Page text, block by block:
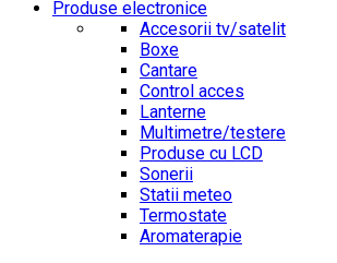
Produse electronice
Accesorii tv/satelit
Boxe
Cantare
Control acces
Lanterne
Multimetre/testere
Produse cu LCD
Sonerii
Statii meteo
Termostate
Aromaterapie